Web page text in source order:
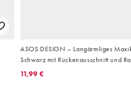
ASOS DESIGN – Langärmliges
Schwarz mit Rückenausschnitt und
11,99 €